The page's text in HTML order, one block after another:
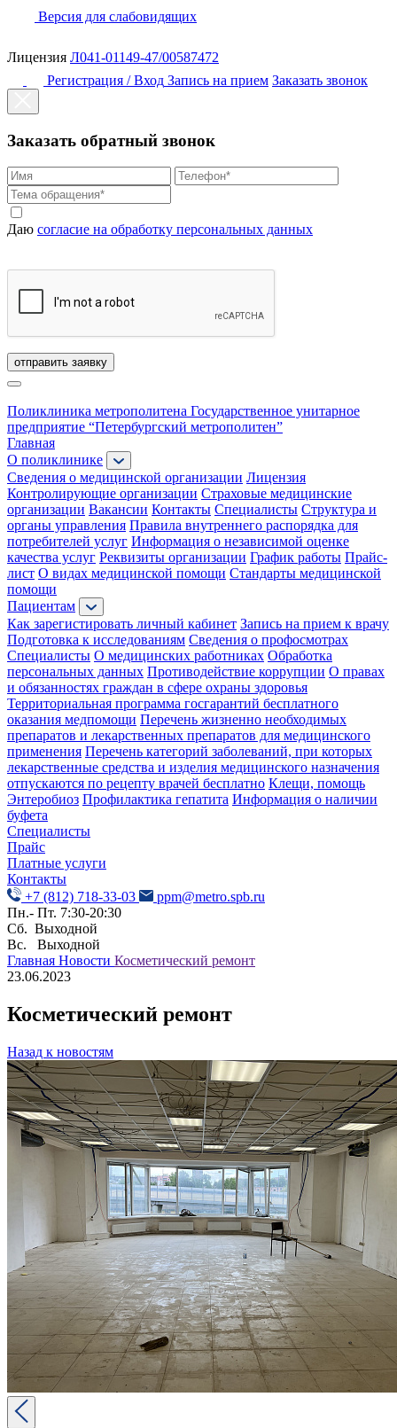
Версия для слабовидящих
Лицензия Л041-01149-47/00587472
Регистрация / Вход Запись на прием Заказать звонок
Заказать обратный звонок
Даю согласие на обработку персональных данных
отправить заявку
Поликлиника метрополитена Государственное унитарное
предприятие “Петербургский метрополитен”
Главная
О поликлинике
Сведения о медицинской организации Лицензия
Контролирующие организации Страховые медицинские
организации Вакансии Контакты Специалисты Структура и
органы управления Правила внутреннего распорядка для
потребителей услуг Информация о независимой оценке
качества услуг Реквизиты организации График работы Прайс-
лист О видах медицинской помощи Стандарты медицинской
помощи
Пациентам
Как зарегистировать личный кабинет Запись на прием к врачу
Подготовка к исследованиям Сведения о профосмотрах
Специалисты О медицинских работниках Обработка
персональных данных Противодействие коррупции О правах
и обязанностях граждан в сфере охраны здоровья
Территориальная программа госгарантий бесплатного
оказания медпомощи Перечень жизненно необходимых
препаратов и лекарственных препаратов для медицинского
применения Перечень категорий заболеваний, при которых
лекарственные средства и изделия медицинского назначения
отпускаются по рецепту врачей бесплатно Клещи, помощь
Энтеробиоз Профилактика гепатита Информация о наличии
буфета
Специалисты
Прайс
Платные услуги
Контакты
+7 (812) 718-33-03
ppm@metro.spb.ru
Пн.- Пт. 7:30-20:30
Сб. Выходной
Вс. Выходной
Главная Новости Косметический ремонт
23.06.2023
Косметический ремонт
Назад к новостям